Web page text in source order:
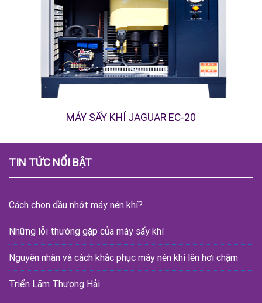
MÁY SẤY KHÍ JAGUAR EC-20
TIN TỨC NỔI BẬT
Cách chọn dầu nhớt máy nén khí?
Những lỗi thường gặp của máy sấy khí
Nguyên nhân và cách khắc phục máy nén khí lên hơi chậm
Triển Lãm Thượng Hải